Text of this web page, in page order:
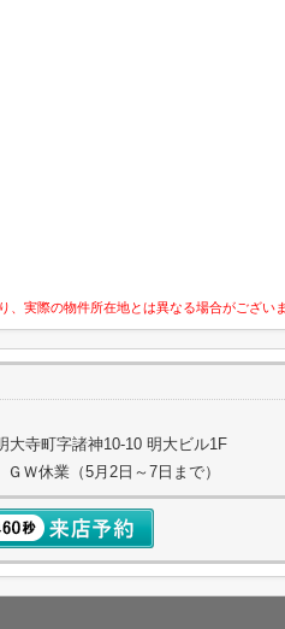
実際の物件所在地とは異なる場合がございま
大寺町字諸神10-10 明大ビル1F
Ｗ休業（5月2日～7日まで）